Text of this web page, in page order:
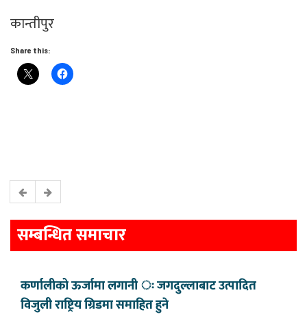
कान्तीपुर
Share this:
सम्बन्धित समाचार
कर्णालीको ऊर्जामा लगानी ः जगदुल्लाबाट उत्पादित
विजुली राष्ट्रिय ग्रिडमा समाहित हुने